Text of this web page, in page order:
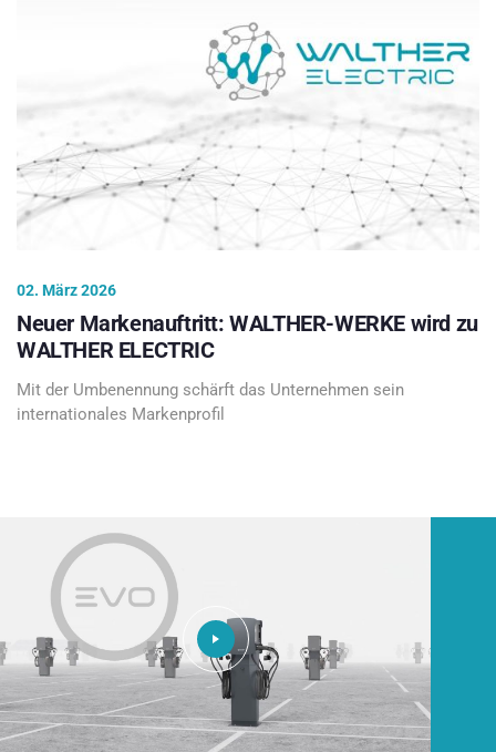
02. März 2026
Neuer Markenauftritt: WALTHER-WERKE wird zu
WALTHER ELECTRIC
Mit der Umbenennung schärft das Unternehmen sein
internationales Markenprofil